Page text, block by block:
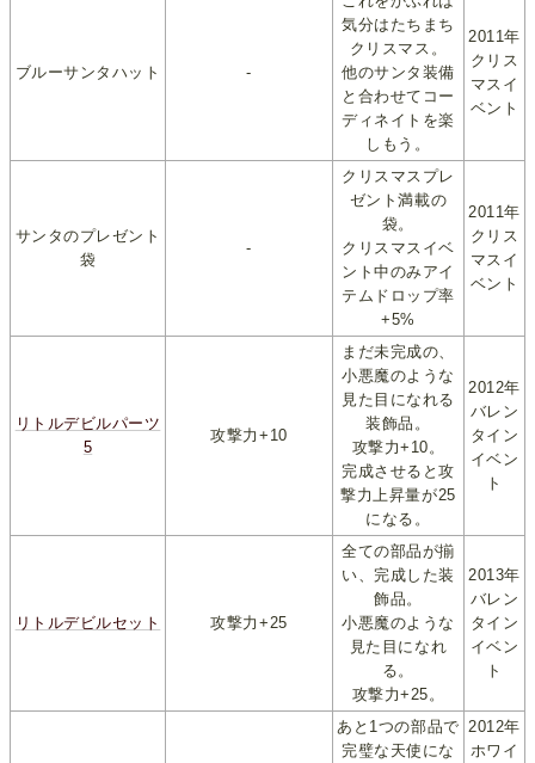
ブルーサンタハット -
気分はたちまち
クリスマス。
他のサンタ装備
と合わせてコー
ディネイトを楽
しもう。
2011年
クリス
マスイ
ベント
サンタのプレゼント
袋
-
クリスマスプレ
ゼント満載の
袋。
クリスマスイベ
ント中のみアイ
テムドロップ率
+5%
2011年
クリス
マスイ
ベント
リトルデビルパーツ
5
攻撃力+10
まだ未完成の、
小悪魔のような
見た目になれる
装飾品。
攻撃力+10。
完成させると攻
撃力上昇量が25
になる。
2012年
バレン
タイン
イベン
ト
リトルデビルセット 攻撃力+25
全ての部品が揃
い、完成した装
飾品。
小悪魔のような
見た目になれ
る。
攻撃力+25。
2013年
バレン
タイン
イベン
ト
あと1つの部品で
完璧な天使にな
2012年
ホワイ